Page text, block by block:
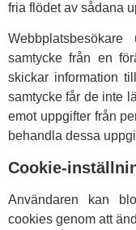
fria flödet av sådana
samtycke från en
skickar information
samtycke får de inte
emot uppgifter från
behandla dessa
Cookie-
Användaren kan
cookies genom att